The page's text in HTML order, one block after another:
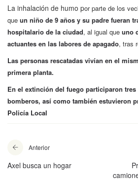
La inhalación de humo por parte de los
que un niño de 9 años y su padre fueran
hospitalario de la ciudad, al igual que uno
actuantes en las labores de apagado, tras
Las personas rescatadas vivían en el
primera planta.
En el extinción del fuego participaron
bomberos, así como también estuvieron
Policía Local
Anterior
Axel busca un hogar